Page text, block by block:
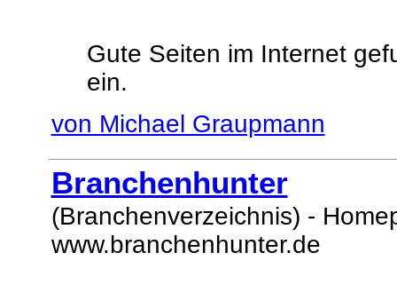
Gute Seiten im Internet
ein.
von Michael Graupmann
Branchenhunter
(Branchenverzeichnis) -
www.branchenhunter.de